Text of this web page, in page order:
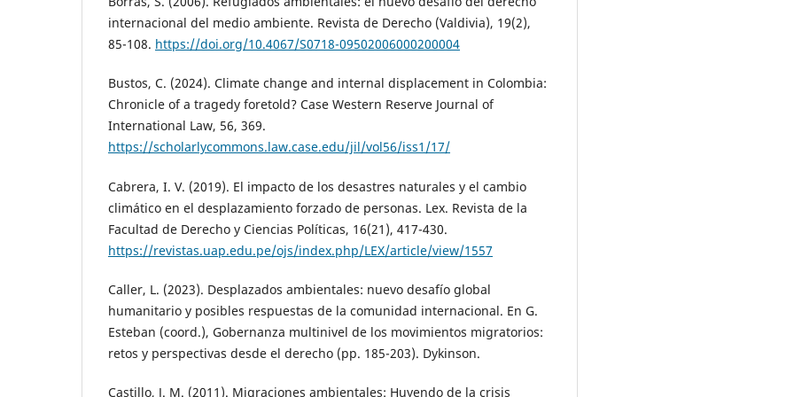
internacional del medio ambiente. Revista de Derecho (Valdivia), 19(2),
85-108. https://doi.org/10.4067/S0718-09502006000200004
Bustos, C. (2024). Climate change and internal displacement in Colombia:
Chronicle of a tragedy foretold? Case Western Reserve Journal of
International Law, 56, 369.
https://scholarlycommons.law.case.edu/jil/vol56/iss1/17/
Cabrera, I. V. (2019). El impacto de los desastres naturales y el cambio
climático en el desplazamiento forzado de personas. Lex. Revista de la
Facultad de Derecho y Ciencias Políticas, 16(21), 417-430.
https://revistas.uap.edu.pe/ojs/index.php/LEX/article/view/1557
Caller, L. (2023). Desplazados ambientales: nuevo desafío global
humanitario y posibles respuestas de la comunidad internacional. En G.
Esteban (coord.), Gobernanza multinivel de los movimientos migratorios:
retos y perspectivas desde el derecho (pp. 185-203). Dykinson.
Castillo, J. M. (2011). Migraciones ambientales: Huyendo de la crisis